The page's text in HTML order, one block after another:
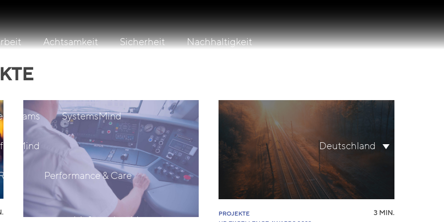
Achtsamkeit Sicherheit
Nachhaltigkeit
SystemsMind
Performance & Care
Deutschland
PROJEKTE
3 MIN.